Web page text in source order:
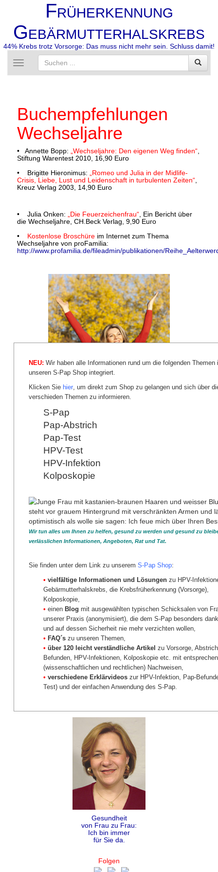
FRÜHERKENNUNG
GEBÄRMUTTERHALSKREBS
44% Krebs trotz Vorsorge: Das muss nicht mehr sein. Schluss damit!
Toggle
navigation
Buchempfehlungen
Wechseljahre
• Annette Bopp: „Wechseljahre: Den eigenen Weg finden“
Stiftung Warentest 2010, 16,90 Euro
• Brigitte Hieronimus:
„Romeo und Julia in der Midlife-
Crisis, Liebe, Lust und Leidenschaft in turbulenten Zeiten“
Kreuz Verlag 2003, 14,90 Euro
• Julia Onken: „Die Feuerzeichenfrau“ , Ein Bericht über
die Wechseljahre, CH.Beck Verlag, 9,90 Euro
• Kostenlose Broschüre im Internet zum Thema
Wechseljahre von proFamilia:
http://www.profamilia.de/fileadmin/publikationen/
BÜCHER UND ZEITSCHRIFTEN
Vorsorge
Wechseljahre
zurück
Gesundheit
von Frau zu Frau:
Ich bin immer
für Sie da.
Folgen
NEU: Wir haben alle Informationen rund um die folgenden Themen
unseren S-Pap Shop integriert.
Klicken Sie hier, um direkt zum Shop zu gelangen und sich über
verschieden Themen zu informieren.
S-Pap
Pap-Abstrich
Pap-Test
HPV-Test
HPV-Infektion
Kolposkopie
Wir tun alles um Ihnen zu helfen, gesund zu werden und gesund zu
verlässlichen Informationen, Angeboten, Rat und Tat.
Sie finden unter dem Link zu unserem S-Pap Shop:
• vielfältige Informationen und Lösungenzu HPV-
Gebärmutterhalskrebs, die Krebsfrüherkennung (Vorsorge),
Kolposkopie,
• einen Blog mit ausgewählten typischen Schicksalen von
unserer Praxis (anonymisiert), die dem S-Pap besonders
und auf dessen Sicherheit nie mehr verzichten wollen,
• FAQ´szu unseren Themen,
• über 120 leicht verständliche Artikel zu Vorsorge,
Befunden, HPV-Infektionen, Kolposkopie etc. mit
(wissenschaftlichen und rechtlichen) Nachweisen,
• verschiedene Erklärvideoszur HPV-Infektion, Pap-
Test) und der einfachen Anwendung des S-Pap.